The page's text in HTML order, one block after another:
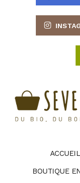
ACCUEIL
BOUTIQUE